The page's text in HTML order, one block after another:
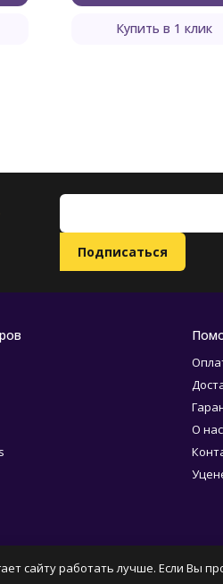
Купить в 1 клик
О нас
сайту работать лучше. Если Вы